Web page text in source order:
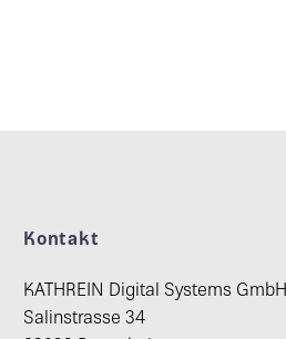
Kontakt
KATHREIN Digital Systems GmbH
Salinstrasse 34